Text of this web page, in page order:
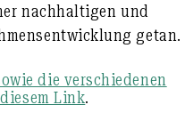
nachhaltigen und
getan.
die verschiedenen
Link.